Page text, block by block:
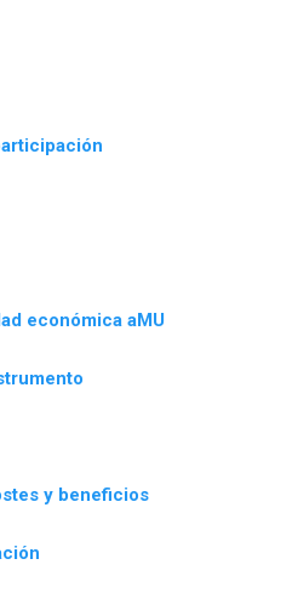
económica aMU
y beneficios